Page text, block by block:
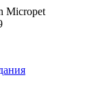
Micropet